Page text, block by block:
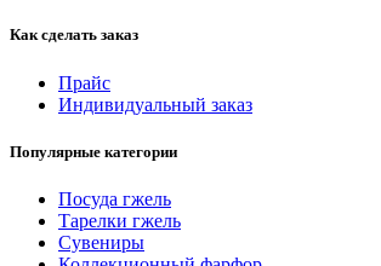
Как сделать заказ
Прайс
Индивидуальный заказ
Популярные категории
Посуда гжель
Тарелки гжель
Сувениры